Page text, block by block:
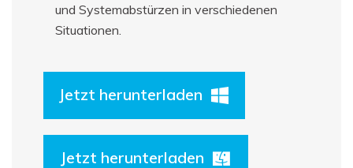
und Systemabstürzen in verschiedenen
Situationen.
Jetzt herunterladen
Jetzt herunterladen